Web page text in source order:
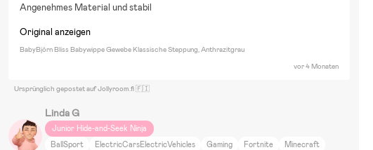
Angenehmes Material und stabil
Original anzeigen
BabyBjörn Bliss Babywippe Gewebe Klassische Steppung, Anthrazitgrau
vor 4 Monaten
Ursprünglich gepostet auf Jollyroom.fi 🇫🇮
Linda G
Junior Hide-and-Seek Ninja
BallSport
ElectricCarsElectricVehicles Gaming Fortnite
Minecraft